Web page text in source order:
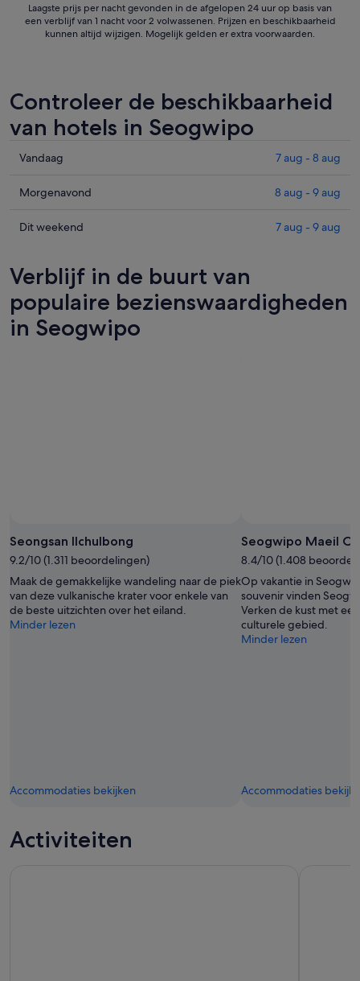
Laagste prijs per nacht gevonden in de afgelopen 24 uur op basis van
een verblijf van 1 nacht voor 2 volwassenen. Prijzen en beschikbaarheid
kunnen altijd wijzigen. Mogelijk gelden er extra voorwaarden.
Controleer de beschikbaarheid
van hotels in Seogwipo
Prijzen
Seogwipo
vanavond,
-
aug,
bekijken
Vandaag 7 aug - 8 aug
Prijzen
Seogwipo
8
-
9
Morgenavond 8 aug - 9 aug
Prijzen
voor
dit
weekend,
7
Dit weekend 7 aug - 9 aug
Verblijf in de buurt van
populaire bezienswaardigheden
in Seogwipo
Seongsan Ilchulbong
9.2/10 (1.311 beoordelingen)
Maak de gemakkelijke wandeling naar de piek
van deze vulkanische krater voor enkele van
de beste uitzichten over het eiland.
Minder lezen
Accommodaties bekijken
Seogwipo Maeil
8.4/10 (1.408
Op vakantie in
souvenir vinden
Verken de kust met
culturele gebied.
Minder lezen
Accommodaties
Activiteiten